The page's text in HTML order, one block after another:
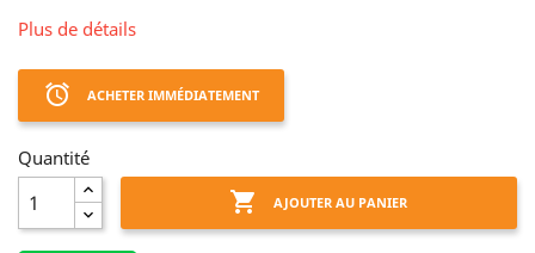
Plus de détails
access_alarm ACHETER IMMÉDIATEMENT
Quantité
 AJOUTER AU PANIER